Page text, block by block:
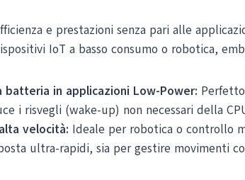
e prestazioni senza pari alle
IoT a basso consumo o robotica,
batteria in applicazioni Low-Power:
i risvegli (wake-up) non necessari della
velocità: Ideale per robotica o controllo
ultra-rapidi, sia per gestire movimenti